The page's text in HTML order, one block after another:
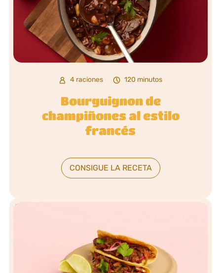
4 raciones 120 minutos
Bourguignon de
champiñones al estilo
francés
CONSIGUE LA RECETA